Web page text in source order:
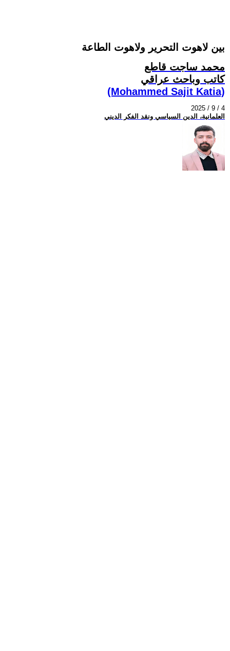
بين لاهوت التحرير ولاهوت الطاعة
محمد ساجت قاطع
كاتب وباحث عراقي
(Mohammed Sajit Katia)
2025 / 9 / 4
العلمانية، الدين السياسي ونقد الفكر الديني